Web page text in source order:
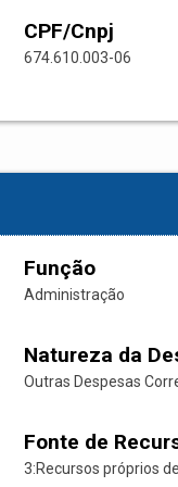
CPF/Cnpj
674.610.003-06
Função
Administração
Natureza da
Outras Despesas
Fonte de
3:Recursos próprios